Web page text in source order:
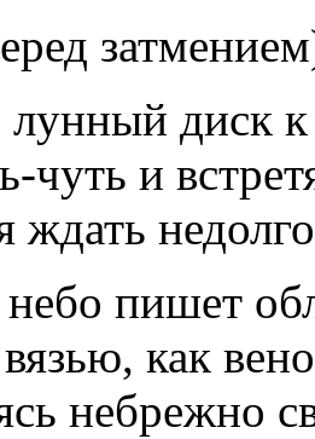
диск
чуть и
ждать
пишет
как
небрежно